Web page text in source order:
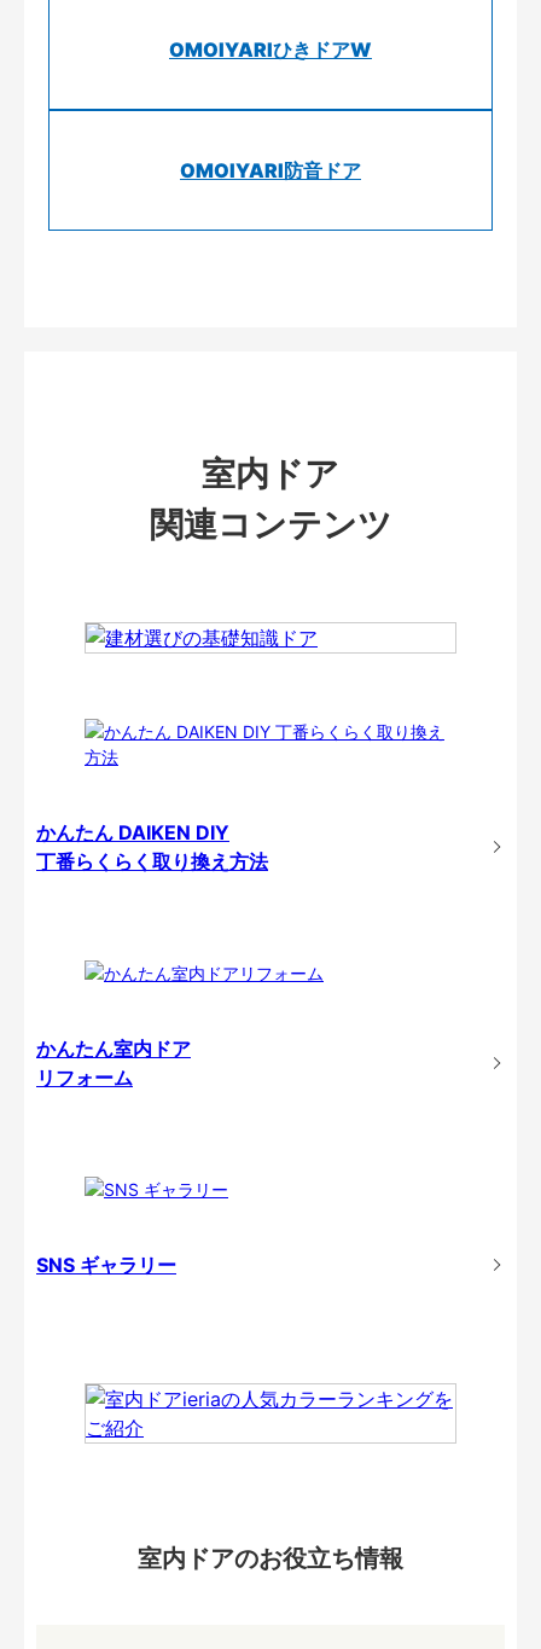
OMOIYARIひきドアW
OMOIYARI防音ドア
室内ドア
関連コンテンツ
かんたん DAIKEN DIY
丁番らくらく取り換え方法
かんたん室内ドア
リフォーム
SNS ギャラリー
室内ドアのお役立ち情報